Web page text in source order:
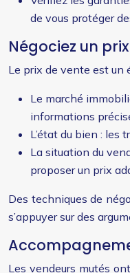
de vous protéger
Négociez un
Le prix de vente est un
Le marché
informations
L’état du bien : les
La situation du
proposer un prix
Des techniques de
s’appuyer sur des
Les vendeurs mutés